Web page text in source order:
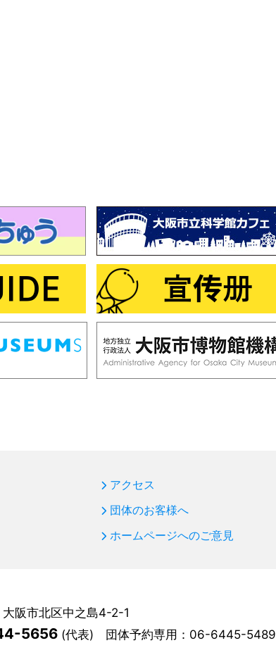
アクセス
団体のお客様へ
ホームページへのご意見
阪市北区中之島4-2-1
5656 (代表) 団体予約専用： 06-6445-5489